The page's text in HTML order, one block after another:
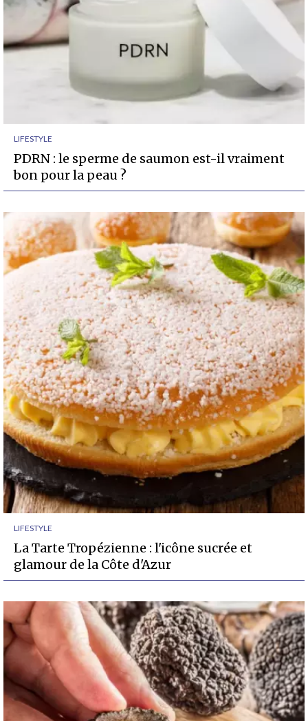
LIFESTYLE
PDRN : le sperme de saumon est-il vraiment
bon pour la peau ?
LIFESTYLE
La Tarte Tropézienne : l'icône sucrée et
glamour de la Côte d'Azur